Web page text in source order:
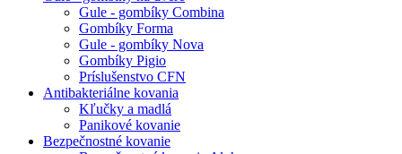
Gule - gombíky Combina
Gombíky Forma
Gule - gombíky Nova
Gombíky Pigio
Príslušenstvo CFN
Antibakteriálne kovania
Kľučky a madlá
Panikové kovanie
Bezpečnostné kovanie